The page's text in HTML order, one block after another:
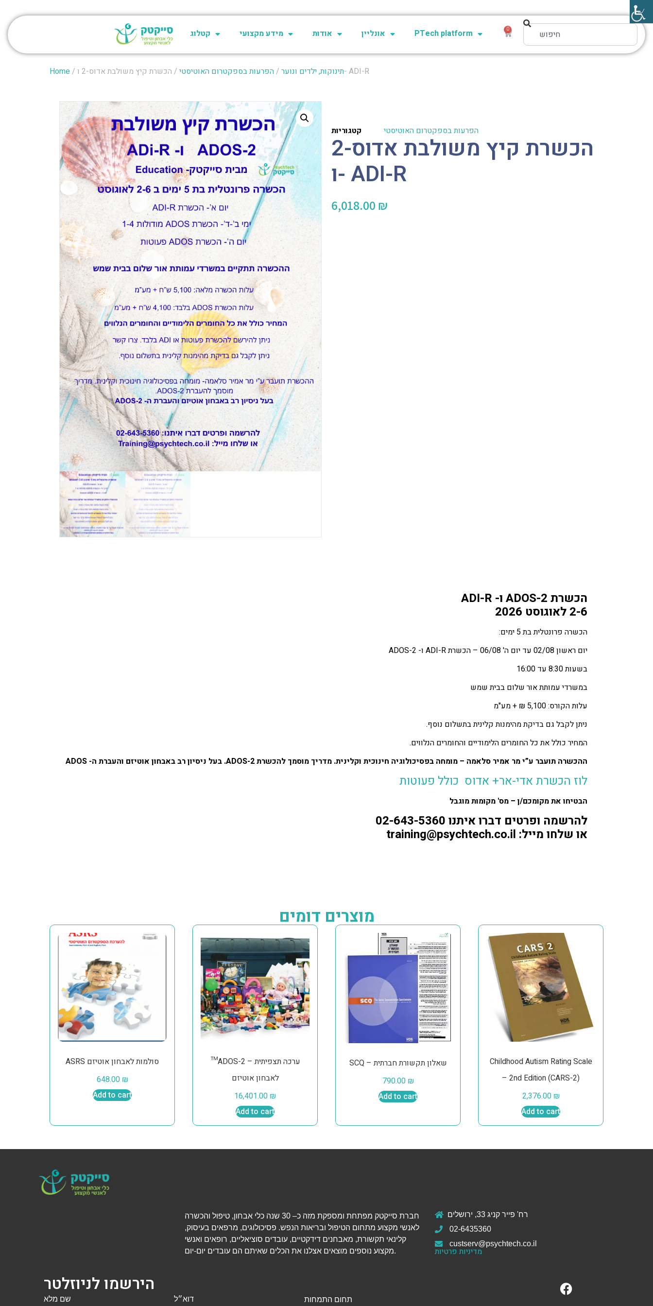
0 קטלוג מידע מקצועי אודות אונליין PTech platform
Home/ תינוקות, ילדים ונוער /הפרעות בספקטרום האוטיסטי / הכשרת קיץ משולבת אדוס-2 ו- ADI-R
קטגוריות הפרעות בספקטרום האוטיסטי
הכשרת קיץ משולבת אדוס-2
ו- ADI-R
6,018.00 ₪
הכשרת ADOS-2 ו- ADI-R
2-6 לאוגוסט 2026
הכשרה פרונטלית בת 5 ימים:
יום ראשון 02/08 עד יום ה' 06/08 – הכשרת ADI-R ו- ADOS-2
בשעות 8:30 עד 16:00
במשרדי עמותת אור שלום בבית שמש
עלות הקורס: 5,100 ₪ + מע"מ
ניתן לקבל גם בדיקת מהימנות קלינית בתשלום נוסף.
המחיר כולל את כל החומרים הלימודיים והחומרים הנלווים.
ההכשרה תועבר ע”י מר אמיר סלאמה – מומחה בפסיכולוגיה חינוכית וקלינית. מדריך מוסמך להכשרת ADOS-2. בעל ניסיון רב באבחון אוטיזם והעברת ה- ADOS
לוז הכשרת אדי-אר+ אדוס כולל פעוטות
הבטיחו את מקומכם/ן – מס' מקומות מוגבל
להרשמה ופרטים דברו איתנו 02-643-5360
או שלחו מייל: training@psychtech.co.il
מוצרים דומים
ASRS סולמות לאבחון אוטיזם
648.00 ₪
Add to cart
™ADOS-2 – ערכה תצפיתית
לאבחון אוטיזם
16,401.00 ₪
Add to cart
SCQ – שאלון תקשורת חברתית
790.00 ₪
Add to cart
Childhood Autism Rating Scale
– 2nd Edition (CARS-2)
2,376.00 ₪
Add to cart
רח' פייר קניג 33, ירושלים
02-6435360
custserv@psychtech.co.il
מדיניות פרטיות
חברת סייקטק מפתחת ומספקת מזה כ– 30 שנה כלי אבחון, טיפול והכשרה
לאנשי מקצוע מתחום הטיפול ובריאות הנפש. פסיכולוגים, מרפאים בעיסוק,
קלינאי תקשורת, מאבחנים דידקטיים, עובדים סוציאליים, רופאים ואנשי
מקצוע נוספים מוצאים אצלנו את הכלים שאיתם הם עובדים יום-יום.
הירשמו לניוזלטר
שם מלא דוא״ל תחום התמחות